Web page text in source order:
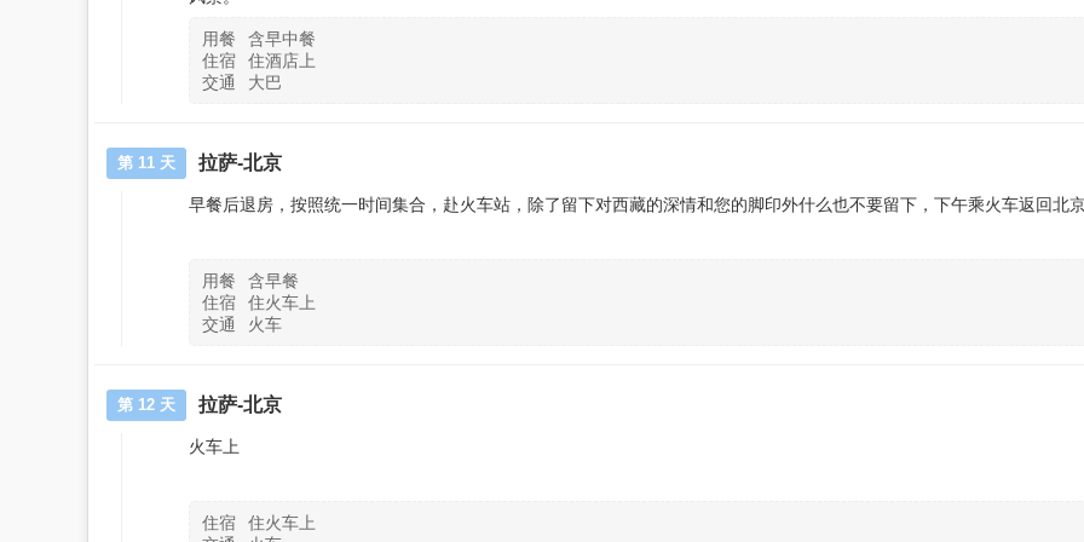
用餐
含早中餐
住宿
住酒店上
交通
大巴
第 11 天 拉萨-北京
早餐后退房，按照统一时间集合，赴火车站，除了留下对西藏的深情和您的脚印外什么也不要留下，下午乘火车返回北
用餐
含早餐
住宿
住火车上
交通
火车
第 12 天 拉萨-北京
火车上
住宿
住火车上